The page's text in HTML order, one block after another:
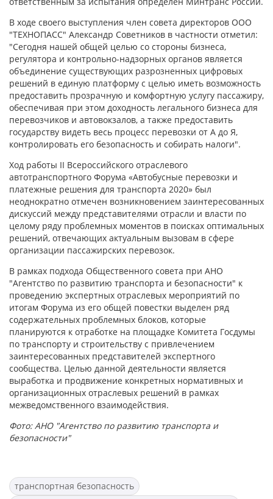
В ходе своего выступления член совета директоров ООО
"ТЕХНОПАСС" Александр Советников в частности отметил:
"Сегодня нашей общей целью со стороны бизнеса,
регулятора и контрольно-надзорных органов является
объединение существующих разрозненных цифровых
решений в единую платформу с целью иметь возможность
предоставить прозрачную и комфортную услугу пассажиру,
обеспечивая при этом доходность легального бизнеса для
перевозчиков и автовокзалов, а также предоставить
государству видеть весь процесс перевозки от А до Я,
контролировать его безопасность и собирать налоги".
Ход работы II Всероссийского отраслевого
автотранспортного Форума «Автобусные перевозки и
платежные решения для транспорта 2020» был
неоднократно отмечен возникновением заинтересованных
дискуссий между представителями отрасли и власти по
целому ряду проблемных моментов в поисках оптимальных
решений, отвечающих актуальным вызовам в сфере
организации пассажирских перевозок.
В рамках подхода Общественного совета при АНО
"Агентство по развитию транспорта и безопасности" к
проведению экспертных отраслевых мероприятий по
итогам Форума из его общей повестки выделен ряд
содержательных проблемных блоков, которые
планируются к отработке на площадке Комитета Госдумы
по транспорту и строительству с привлечением
заинтересованных представителей экспертного
сообщества. Целью данной деятельности является
выработка и продвижение конкретных нормативных и
организационных отраслевых решений в рамках
межведомственного взаимодействия.
Фото: АНО "Агентство по развитию транспорта и
безопасности"
транспортная безопасность